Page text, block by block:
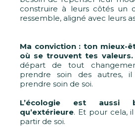
construire à leurs côtés un
ressemble, aligné avec leurs
Ma conviction : ton mieux-
où se trouvent tes valeurs.
départ de tout
prendre soin des autres,
prendre soin de soi.
L’écologie est aussi
qu’extérieure. Et pour cela,
partir de soi.